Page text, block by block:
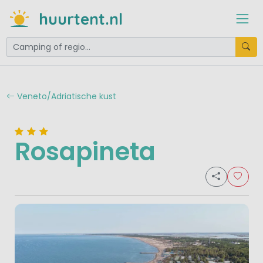
huurtent.nl
Veneto/Adriatische kust
Rosapineta